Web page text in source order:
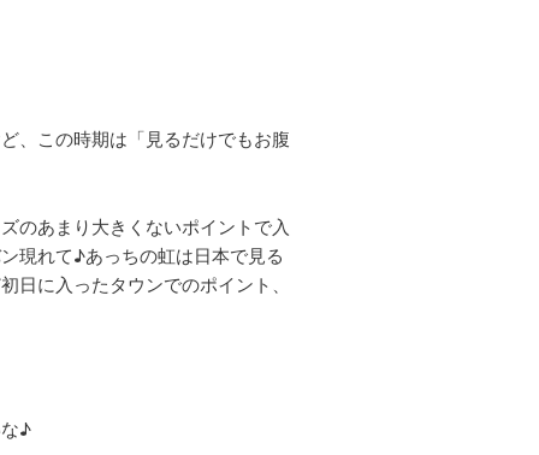
、この時期は「見るだけでもお腹
のあまり大きくないポイントで入
現れて♪あっちの虹は日本で見る
に入ったタウンでのポイント、
♪